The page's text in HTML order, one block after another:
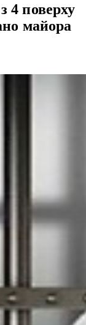
4 поверху
майора